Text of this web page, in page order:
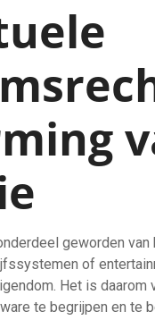
geworden
of
Het is daarom
te begrijpen en te